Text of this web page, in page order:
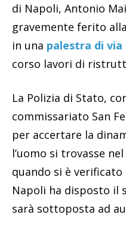
di Napoli, Antonio
gravemente ferito
in una palestra di via
corso lavori di
La Polizia di Stato,
commissariato San
per accertare la
l’uomo si trovasse
quando si è verificato
Napoli ha disposto il
sarà sottoposta ad